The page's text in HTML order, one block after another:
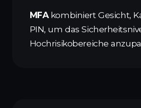
MFAkombiniert Gesicht,
PIN, um das
Hochrisikobereiche